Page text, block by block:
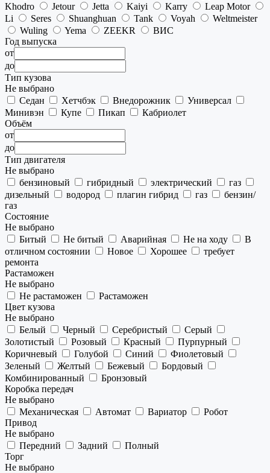
Khodro
Jetour Jetta Kaiyi Karry
Leap Motor
Li
Seres Shuanghuan Tank Voyah
Weltmeister
Wuling
Yema ZEEKR
ВИС
Год выпуска
от
до
Тип кузова
Не выбрано
Седан
Хетчбэк Внедорожник
Универсал
Минивэн
Купе Пикап
Кабриолет
Объём
от
до
Тип двигателя
Не выбрано
бензиновый
гибридный электрический
газ
дизельный
водород плагин гибрид газ
бензин/
газ
Состояние
Не выбрано
Битый
Не битый Аварийная Не на ходу
В
отличном состоянии
Новое Хорошее
требует
ремонта
Растаможен
Не выбрано
Не растаможен
Растаможен
Цвет кузова
Не выбрано
Белый
Черный Серебристый
Серый
Золотистый
Розовый Красный
Пурпурный
Коричневый
Голубой Синий
Фиолетовый
Зеленый
Желтый Бежевый
Бордовый
Комбинированный
Бронзовый
Коробка передач
Не выбрано
Механическая
Автомат Вариатор
Робот
Привод
Не выбрано
Передний
Задний
Полный
Торг
Не выбрано